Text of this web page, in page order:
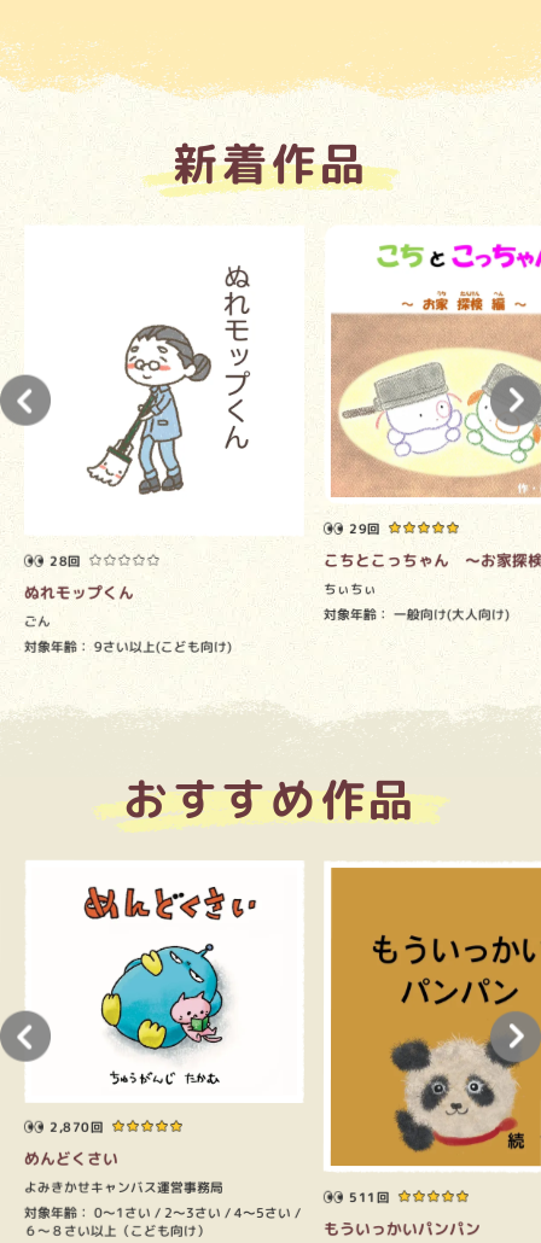
新着作品
28回
ぬれモップくん
ごん
対象年齢：9さい以上(こども向け)
29回
こちとこっちゃん ～お家探
ちぃちぃ
対象年齢： 一般向け(大人向け)
おすすめ作品
2,870回
めんどくさい
よみきかせキャンバス運営事務局
対象年齢：0～1さい 2～3さい 4～5さい
６～８さい以上（こども向け）
511回
もういっかいパンパン